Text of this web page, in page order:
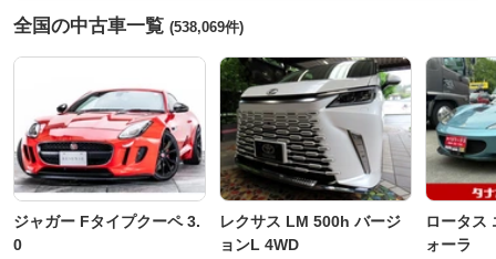
全国の中古車一覧 (538,069件)
ジャガー Fタイプクーペ 3.
0
レクサス LM 500h バージ
ョンL 4WD
ロータス
ォーラ